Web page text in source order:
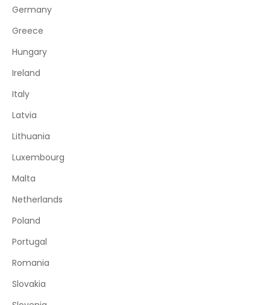
Germany
Greece
Hungary
Ireland
Italy
Latvia
Lithuania
Luxembourg
Malta
Netherlands
Poland
Portugal
Romania
Slovakia